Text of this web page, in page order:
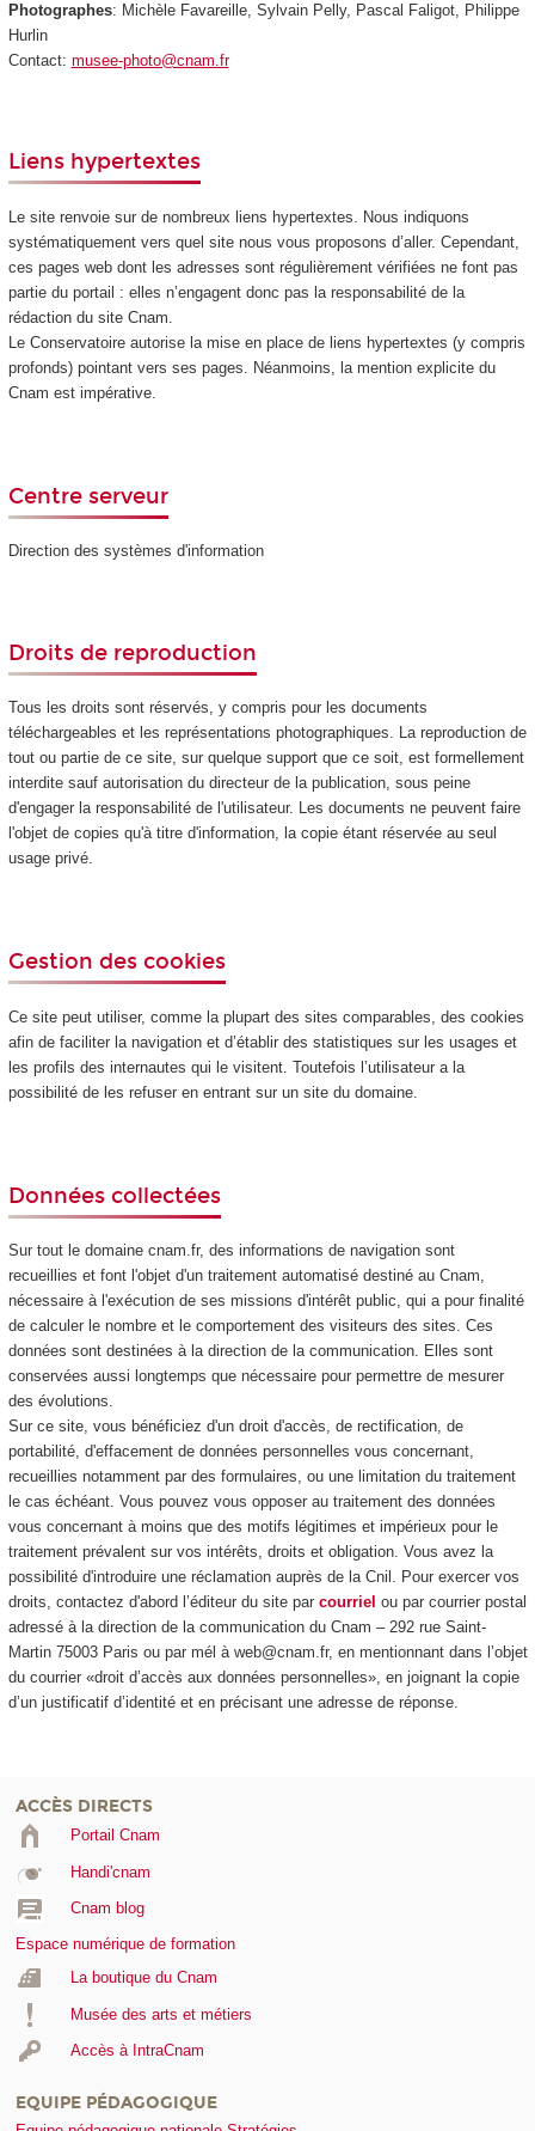
Photographes: Michèle Favareille, Sylvain Pelly, Pascal Faligot, Philippe
Hurlin
Contact: musee-photo@cnam.fr
Liens hypertextes
Le site renvoie sur de nombreux liens hypertextes. Nous indiquons
systématiquement vers quel site nous vous proposons d’aller. Cependant,
ces pages web dont les adresses sont régulièrement vérifiées ne font pas
partie du portail : elles n’engagent donc pas la responsabilité de la
rédaction du site Cnam.
Le Conservatoire autorise la mise en place de liens hypertextes (y compris
profonds) pointant vers ses pages. Néanmoins, la mention explicite du
Cnam est impérative.
Centre serveur
Direction des systèmes d'information
Droits de reproduction
Tous les droits sont réservés, y compris pour les documents
téléchargeables et les représentations photographiques. La reproduction de
tout ou partie de ce site, sur quelque support que ce soit, est formellement
interdite sauf autorisation du directeur de la publication, sous peine
d'engager la responsabilité de l'utilisateur. Les documents ne peuvent faire
l'objet de copies qu'à titre d'information, la copie étant réservée au seul
usage privé.
Gestion des cookies
Ce site peut utiliser, comme la plupart des sites comparables, des cookies
afin de faciliter la navigation et d’établir des statistiques sur les usages et
les profils des internautes qui le visitent. Toutefois l’utilisateur a la
possibilité de les refuser en entrant sur un site du domaine.
Données collectées
Sur tout le domaine cnam.fr, des informations de navigation sont
recueillies et font l'objet d'un traitement automatisé destiné au Cnam,
nécessaire à l'exécution de ses missions d'intérêt public, qui a pour finalité
de calculer le nombre et le comportement des visiteurs des sites. Ces
données sont destinées à la direction de la communication. Elles sont
conservées aussi longtemps que nécessaire pour permettre de mesurer
des évolutions.
Sur ce site, vous bénéficiez d'un droit d'accès, de rectification, de
portabilité, d'effacement de données personnelles vous concernant,
recueillies notamment par des formulaires, ou une limitation du traitement
le cas échéant. Vous pouvez vous opposer au traitement des données
vous concernant à moins que des motifs légitimes et impérieux pour le
traitement prévalent sur vos intérêts, droits et obligation. Vous avez la
possibilité d'introduire une réclamation auprès de la Cnil. Pour exercer vos
droits, contactez d'abord l’éditeur du site par courriel ou par courrier postal
adressé à la direction de la communication du Cnam – 292 rue Saint-
Martin 75003 Paris ou par mél à web@cnam.fr, en mentionnant dans l’objet
du courrier «droit d’accès aux données personnelles», en joignant la copie
d’un justificatif d’identité et en précisant une adresse de réponse.
ACCÈS DIRECTS
Portail Cnam
Handi'cnam
Cnam blog
Espace numérique de formation
La boutique du Cnam
Musée des arts et métiers
Accès à IntraCnam
EQUIPE PÉDAGOGIQUE